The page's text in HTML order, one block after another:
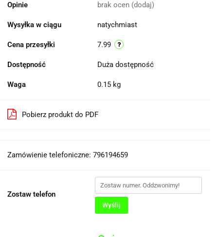
Opinie brak ocen (dodaj)
Wysyłka w ciągu natychmiast
Cena przesyłki 7.99
Dostępność Duża dostępność
Waga 0.15 kg
Pobierz produkt do PDF
Zamówienie telefoniczne: 796194659
Zostaw telefon
Wyślij